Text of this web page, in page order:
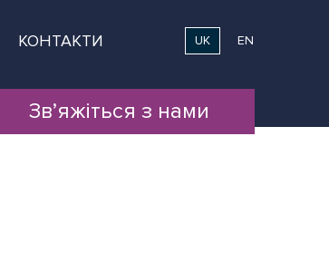
UK EN
КОНТАКТИ
Зв’яжіться з нами